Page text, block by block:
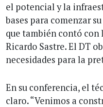
el potencial y la
bases para comenzar
que también contó con
Ricardo Sastre. El DT
necesidades para la
En su conferencia, el
claro. “Venimos a